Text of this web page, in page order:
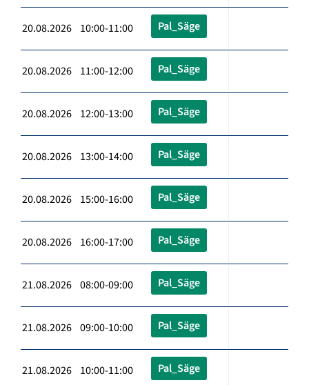
20.08.2026 10:00-11:00 Pal_Säge
20.08.2026 11:00-12:00 Pal_Säge
20.08.2026 12:00-13:00 Pal_Säge
20.08.2026 13:00-14:00 Pal_Säge
20.08.2026 15:00-16:00 Pal_Säge
20.08.2026 16:00-17:00 Pal_Säge
21.08.2026 08:00-09:00 Pal_Säge
21.08.2026 09:00-10:00 Pal_Säge
21.08.2026 10:00-11:00 Pal_Säge